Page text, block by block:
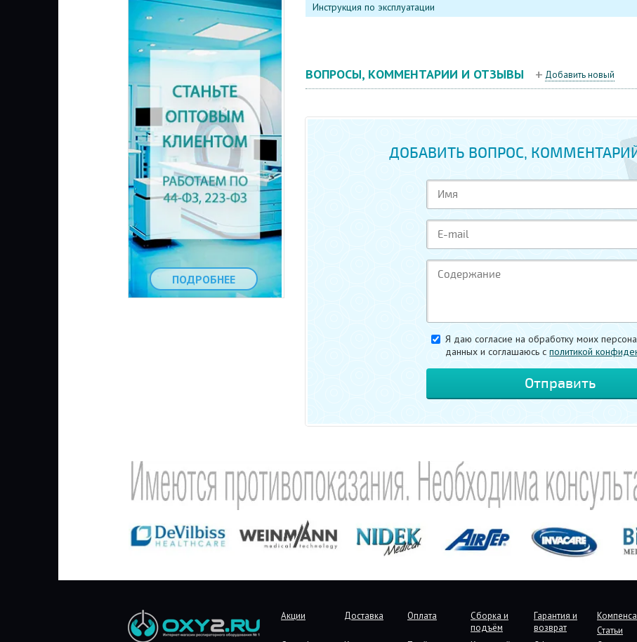
ПОДРОБНЕЕ
Инструкция по эксплуатации
ВОПРОСЫ, КОММЕНТАРИИ И ОТЗЫВЫ Добавить новый
ДОБАВИТЬ ВОПРОС,
Я даю согласие на обработку моих
данных и соглашаюсь cполитикой
Акции Доставка Оплата
Сборка и
подъём
Гарантия и
возврат
Статьи